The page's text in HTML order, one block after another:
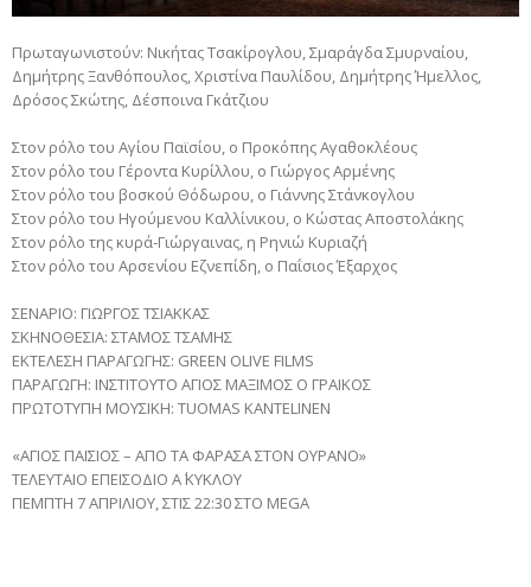
Πρωταγωνιστούν: Νικήτας Τσακίρογλου, Σμαράγδα Σμυρναίου,
Δημήτρης Ξανθόπουλος, Χριστίνα Παυλίδου, Δημήτρης Ήμελλος,
Δρόσος Σκώτης, Δέσποινα Γκάτζιου
Στον ρόλο του Αγίου Παϊσίου, ο Προκόπης Αγαθοκλέους
Στον ρόλο του Γέροντα Κυρίλλου, ο Γιώργος Αρμένης
Στον ρόλο του βοσκού Θόδωρου, ο Γιάννης Στάνκογλου
Στον ρόλο του Ηγούμενου Καλλίνικου, ο Κώστας Αποστολάκης
Στον ρόλο της κυρά-Γιώργαινας, η Ρηνιώ Κυριαζή
Στον ρόλο του Αρσενίου Εζνεπίδη, ο Παΐσιος Έξαρχος
ΣΕΝΑΡΙΟ: ΓΙΩΡΓΟΣ ΤΣΙΑΚΚΑΣ
ΣΚΗΝΟΘΕΣΙΑ: ΣΤΑΜΟΣ ΤΣΑΜΗΣ
ΕΚΤΕΛΕΣΗ ΠΑΡΑΓΩΓΗΣ: GREEN OLIVE FILMS
ΠΑΡΑΓΩΓΗ: ΙΝΣΤΙΤΟΥΤΟ ΑΓΙΟΣ ΜΑΞΙΜΟΣ Ο ΓΡΑΙΚΟΣ
ΠΡΩΤΟΤΥΠΗ ΜΟΥΣΙΚΗ: TUOMAS KANTELINEN
«ΑΓΙΟΣ ΠΑΪΣΙΟΣ – ΑΠΟ ΤΑ ΦΑΡΑΣΑ ΣΤΟΝ ΟΥΡΑΝΟ»
ΤΕΛΕΥΤΑΙΟ ΕΠΕΙΣΟΔΙΟ Α΄ ΚΥΚΛΟΥ
ΠΕΜΠΤΗ 7 ΑΠΡΙΛΙΟΥ, ΣΤΙΣ 22:30 ΣΤΟ MEGA